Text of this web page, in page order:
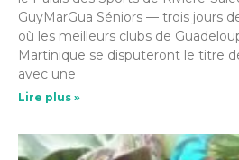
GuyMarGua Séniors — trois jours
où les meilleurs clubs de
Martinique se disputeront le titre
avec une
Lire plus »